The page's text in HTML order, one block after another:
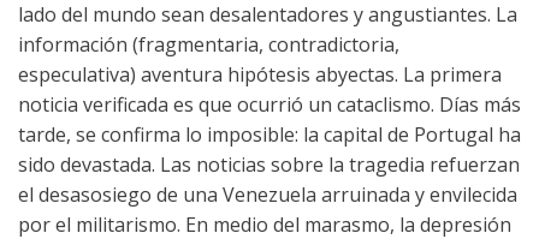
lado del mundo sean desalentadores y angustiantes. La
información (fragmentaria, contradictoria,
especulativa) aventura hipótesis abyectas. La primera
noticia verificada es que ocurrió un cataclismo. Días más
tarde, se confirma lo imposible: la capital de Portugal ha
sido devastada. Las noticias sobre la tragedia refuerzan
el desasosiego de una Venezuela arruinada y envilecida
por el militarismo. En medio del marasmo, la depresión